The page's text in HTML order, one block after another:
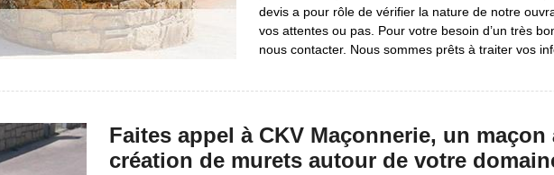
devis a pour rôle de vérifier la nature de notre
vos attentes ou pas. Pour votre besoin d’un très
nous contacter. Nous sommes prêts à traiter vos
Faites appel à CKV Maçonnerie, un
création de murets autour de votre